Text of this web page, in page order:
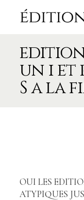
un i et
S a la
OUI LES
ATYPIQUES